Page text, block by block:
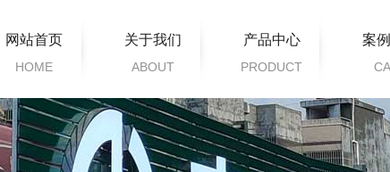
网站首页
HOME
关于我们
ABOUT
产品中心
PRODUCT
Z-HOME系列
家装产品
案
工